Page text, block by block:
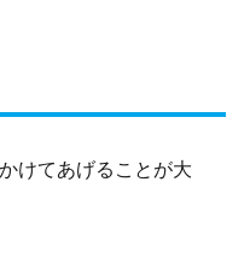
けてあげることが大